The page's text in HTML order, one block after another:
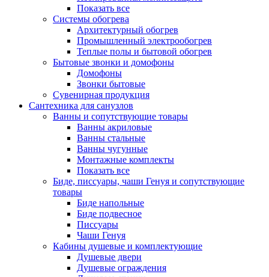
Показать все
Системы обогрева
Архитектурный обогрев
Промышленный электрообогрев
Теплые полы и бытовой обогрев
Бытовые звонки и домофоны
Домофоны
Звонки бытовые
Сувенирная продукция
Сантехника для санузлов
Ванны и сопутствующие товары
Ванны акриловые
Ванны стальные
Ванны чугунные
Монтажные комплекты
Показать все
Биде, писсуары, чаши Генуя и сопутствующие
товары
Биде напольные
Биде подвесное
Писсуары
Чаши Генуя
Кабины душевые и комплектующие
Душевые двери
Душевые ограждения